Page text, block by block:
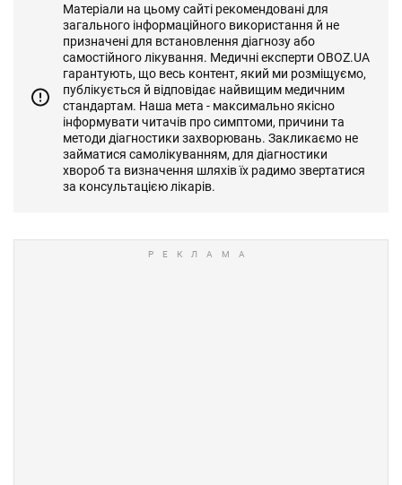
Матеріали на цьому сайті рекомендовані для
загального інформаційного використання й не
призначені для встановлення діагнозу або
самостійного лікування. Медичні експерти OBOZ.UA
гарантують, що весь контент, який ми розміщуємо,
публікується й відповідає найвищим медичним
стандартам. Наша мета - максимально якісно
інформувати читачів про симптоми, причини та
методи діагностики захворювань. Закликаємо не
займатися самолікуванням, для діагностики
хвороб та визначення шляхів їх радимо звертатися
за консультацією лікарів.